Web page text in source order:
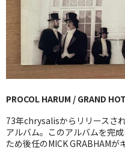
GG RECORD （当店のレー
全商品
JAZZ-US
BLUE NOTE
JAZZ-EU
JAZZ-JP
PROCOL HARUM / GRAND
73年chrysalisからリリースさ
アルバム。このアルバムを完
ため後任のMICK GRABHAM